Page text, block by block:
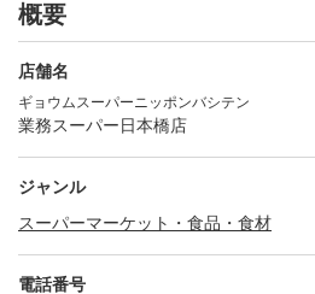
概要
店舗名
ギョウムスーパーニッポンバシテン
業務スーパー日本橋店
ジャンル
スーパーマーケット・食品・食材
電話番号